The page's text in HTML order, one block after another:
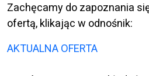
Zachęcamy do zapoznania
ofertą, klikając w odnośnik:
AKTUALNA OFERTA